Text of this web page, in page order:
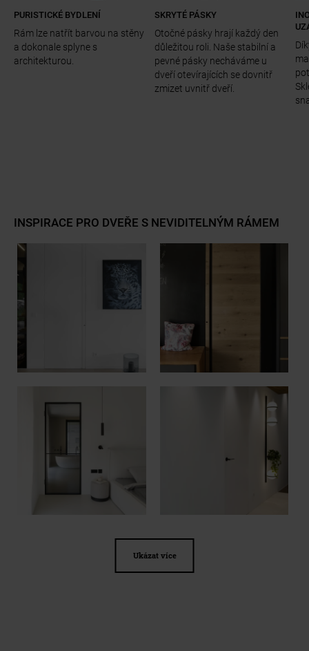
PURISTICKÉ BYDLENÍ
Rám lze natřít barvou na stěny
a dokonale splyne s
architekturou.
SKRYTÉ PÁSKY
Otočné pásky hrají každý den
důležitou roli. Naše stabilní a
pevné pásky necháváme u
dveří otevírajících se dovnitř
zmizet uvnitř dveří.
INSPIRACE PRO DVEŘE S NEVIDITELNÝM RÁMEM
Ukázat více